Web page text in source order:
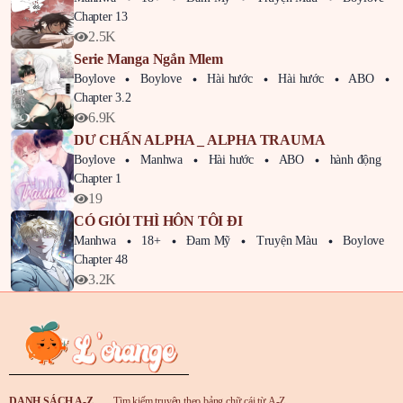
Chapter 4
Chapter 3
Chapter 2 1 tháng trước
Chapter 1
Chapter 13
2.5K
Serie Manga Ngắn Mlem
Boylove Boylove Hài hước Hài hước ABO
Chapter 3.2
6.9K
DƯ CHẤN ALPHA _ ALPHA TRAUMA
Boylove Manhwa Hài hước ABO
hành động
Chapter 1
19
CÓ GIỎI THÌ HÔN TÔI ĐI
Manhwa 18+ Đam Mỹ Truyện Màu
Boylove
Chapter 48
3.2K